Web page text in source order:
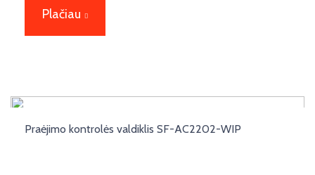
Plačiau
Praėjimo kontrolės valdiklis SF-AC2202-WIP